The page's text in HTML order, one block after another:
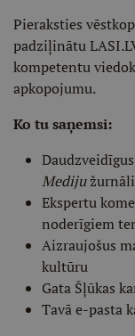
Pieraksties
padziļinātu
kompetentu
apkopojumu.
Ko tu saņemsi:
Mediju
Ekspertu
noderīgiem
Aizraujošus
kultūru
Gata Šļūkas
Tavā e-pasta